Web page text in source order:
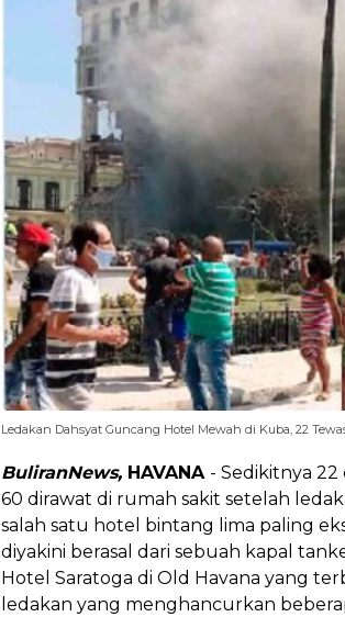
Ledakan Dahsyat Guncang Hotel Mewah di Kuba, 22
BuliranNews, HAVANA - Sedikitnya
60 dirawat di rumah sakit setelah
salah satu hotel bintang lima paling
diyakini berasal dari sebuah kapal
Hotel Saratoga di Old Havana yang
ledakan yang menghancurkan